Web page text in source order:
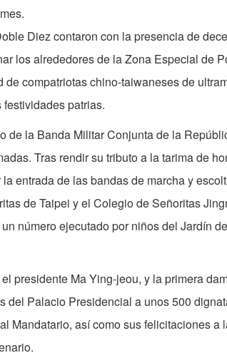
Diez contaron con la presencia de
los alrededores de la Zona Especial de
compatriotas chino-taiwaneses de
patrias.
de la Banda Militar Conjunta de la
Tras rendir su tributo a la tarima de
entrada de las bandas de marcha y
de Taipei y el Colegio de Señoritas
número ejecutado por niños del Jardín
presidente Ma Ying-jeou, y la primera
del Palacio Presidencial a unos 500
Mandatario, así como sus felicitaciones a